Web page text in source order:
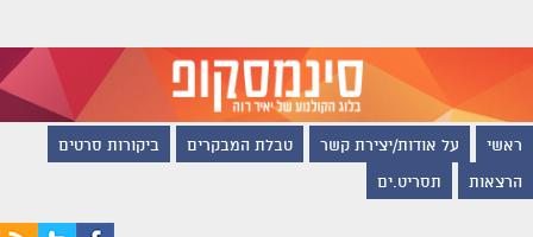
ראשי על אודות/יצירת קשר טבלת המבקרים ביקורות סרטים
הרצאות תסריט.ים